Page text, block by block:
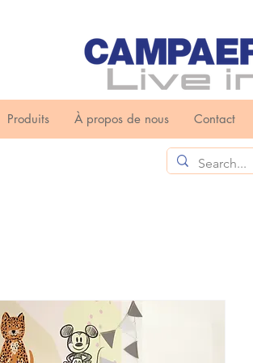
Produits À propos de nous Contact